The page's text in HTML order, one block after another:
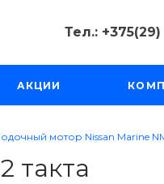
Тел.:
Минск, Пр-д
Пт-Вс с 11:00
АКЦИИ
мотор Nissan Marine NM
такта